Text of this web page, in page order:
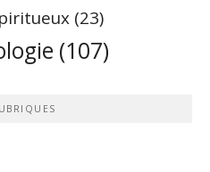
(23)
(107)